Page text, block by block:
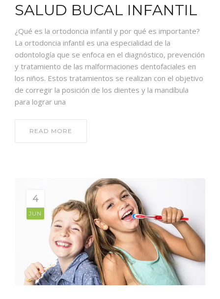
SALUD BUCAL INFANTIL
¿Qué es la ortodoncia infantil y por qué es importante?
La ortodoncia infantil es una especialidad de la
odontología que se enfoca en el diagnóstico, prevención
y tratamiento de las malformaciones dentofaciales en
los niños. Estos tratamientos se realizan con el objetivo
de corregir la posición de los dientes y la mandíbula
para lograr una
READ MORE
4
JUN